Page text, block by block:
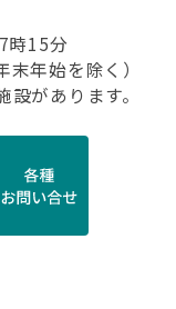
時15分
年始を除く）
があります。